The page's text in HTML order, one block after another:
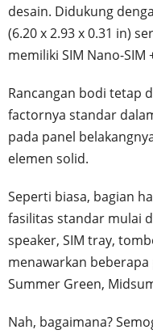
desain. Didukung
(6.20 x 2.93 x 0.31 in)
memiliki SIM Nano-SIM
Rancangan bodi tetap
factornya standar
pada panel
elemen solid.
Seperti biasa, bagian
fasilitas standar mulai
speaker, SIM tray,
menawarkan
Summer Green,
Nah, bagaimana?